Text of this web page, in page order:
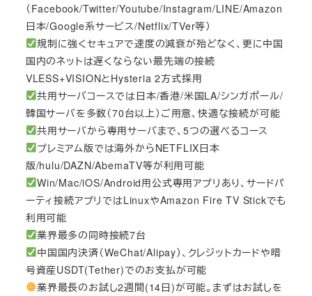
（Facebook/Twitter/Youtube/Instagram/LINE/Amazon
日本/Google系サービス/Netflix/TVer等）
規制に強くセキュアで速度の減衰が殆どなく、更に中国
国内のネットは遅くならない最先端の接続
VLESS+VISIONとHysteria 2方式採用
共用サーバコースでは日本/香港/米国LA/シンガポール/
韓国サーバを多数（70台以上）ご用意、快適な接続が可能
共用サーバから専用サーバまで、5つの選べるコース
プレミアム版では海外からNETFLIX日本
版/hulu/DAZN/AbemaTV等が利用可能
Win/Mac/iOS/Android用公式専用アプリあり、サードパ
ーティ接続アプリではLinuxやAmazon Fire TV Stickでも
利用可能
業界最多の同時接続7台
中国国内決済（WeChat/Alipay）、クレジットカードや暗
号資産USDT(Tether)でのお支払が可能
業界最長のお試し2週間(14日)が可能。まずはお試しを